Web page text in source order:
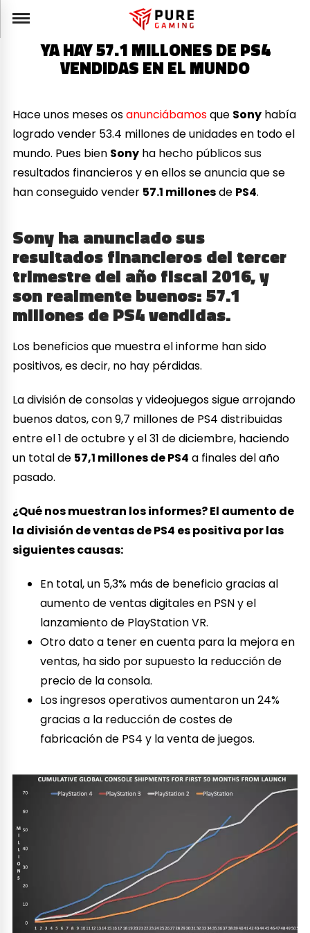
YA HAY 57.1 MILLONES DE PS4
VENDIDAS EN EL MUNDO
Hace unos meses osanunciábamosque Sony había
logrado vender 53.4 millones de unidades en todo el
mundo. Pues bien Sony ha hecho públicos sus
resultados financieros y en ellos se anuncia que se
han conseguido vender 57.1 millonesde PS4.
Sony ha anunciado sus
resultados financieros del tercer
trimestre del año fiscal 2016, y
son realmente buenos:57.1
millones de PS4 vendidas.
Los beneficios que muestra el informe han sido
positivos, es decir, no hay pérdidas.
La división de consolas y videojuegos sigue arrojando
buenos datos, con 9,7 millones de PS4 distribuidas
entre el 1 de octubre y el 31 de diciembre, haciendo
un total de 57,1 millones de PS4 a finales del año
pasado.
¿Qué nos muestran los informes? El aumento de
la división de ventas de PS4 es positiva por las
siguientes causas:
En total, un 5,3% más de beneficio gracias al
aumento de ventas digitales en PSN y el
lanzamiento de PlayStation VR.
Otro dato a tener en cuenta para la mejora en
ventas, ha sido por supuesto la reducción de
precio de la consola.
Los ingresos operativos aumentaron un 24%
gracias a la reducción de costes de
fabricación de PS4 y la venta de juegos.